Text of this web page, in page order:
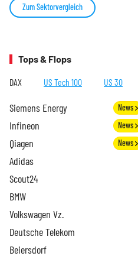
Zum Sektorvergleich
Tops & Flops
DAX US Tech 100 US 30
Siemens Energy News
Infineon News
Qiagen News
Adidas
Scout24
BMW
Volkswagen Vz.
Deutsche Telekom
Beiersdorf